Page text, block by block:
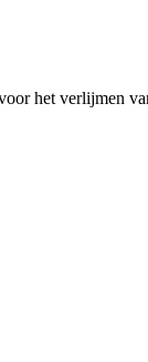
het verlijmen